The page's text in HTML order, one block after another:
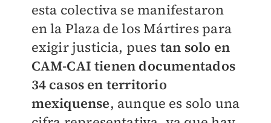
esta colectiva se manifestaron
en la Plaza de los Mártires para
exigir justicia, pues tan solo en
CAM-CAI tienen documentados
34 casos en territorio
mexiquense, aunque es solo una